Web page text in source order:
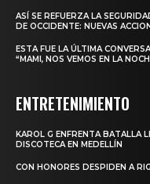
ASÍ SE REFUERZA LA
DE OCCIDENTE: NUEVAS
ESTA FUE LA ÚLTIMA
“MAMI, NOS VEMOS EN LA
ENTRETENIMIENTO
KAROL G ENFRENTA BATALLA
DISCOTECA EN MEDELLÍN
CON HONORES DESPIDEN A